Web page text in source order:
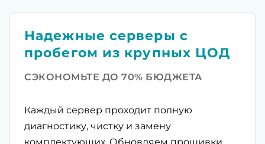
Надежные серверы с
пробегом из крупных ЦОД
СЭКОНОМЬТЕ ДО 70% БЮДЖЕТА
Каждый сервер проходит полную
диагностику, чистку и замену